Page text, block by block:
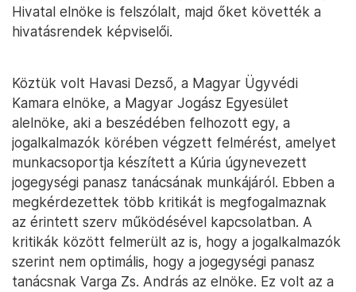
Hivatal elnöke is felszólalt, majd őket követték a
hivatásrendek képviselői.
Köztük volt Havasi Dezső, a Magyar Ügyvédi
Kamara elnöke, a Magyar Jogász Egyesület
alelnöke, aki a beszédében felhozott egy, a
jogalkalmazók körében végzett felmérést, amelyet
munkacsoportja készített a Kúria úgynevezett
jogegységi panasz tanácsának munkájáról. Ebben a
megkérdezettek több kritikát is megfogalmaznak
az érintett szerv működésével kapcsolatban. A
kritikák között felmerült az is, hogy a jogalkalmazók
szerint nem optimális, hogy a jogegységi panasz
tanácsnak Varga Zs. András az elnöke. Ez volt az a